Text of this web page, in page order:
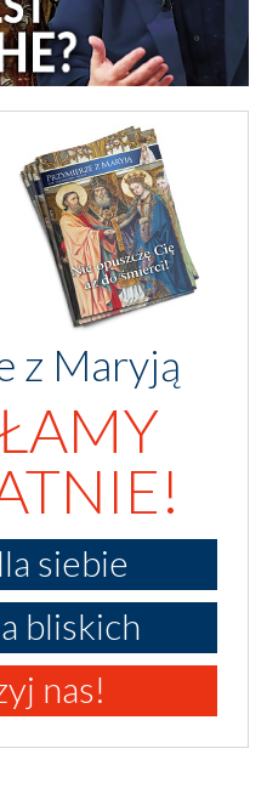
z Maryją
siebie
bliskich
nas!